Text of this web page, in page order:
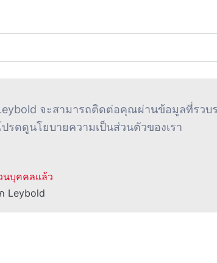
จะสามารถติดต่อคุณผ่านข้อมูลที่รวบ
รดดูนโยบายความเป็นส่วนตัวของเรา
นบุคคลแล้ว
Leybold